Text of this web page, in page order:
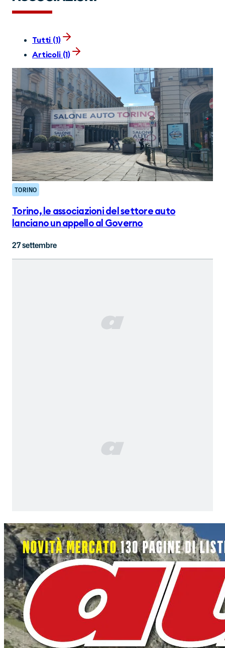
Tutti (1)
Articoli (1)
TORINO
Torino, le associazioni del settore auto
lanciano un appello al Governo
27 settembre